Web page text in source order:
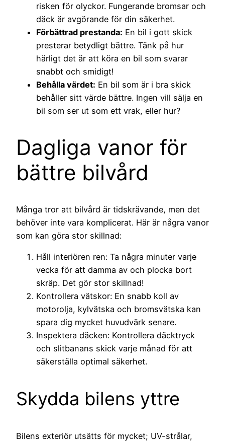
risken för olyckor. Fungerande bromsar och
däck är avgörande för din säkerhet.
Förbättrad prestanda: En bil i gott skick
presterar betydligt bättre. Tänk på hur
härligt det är att köra en bil som svarar
snabbt och smidigt!
Behålla värdet: En bil som är i bra skick
behåller sitt värde bättre. Ingen vill sälja en
bil som ser ut som ett vrak, eller hur?
Dagliga vanor för
bättre bilvård
Många tror att bilvård är tidskrävande, men det
behöver inte vara komplicerat. Här är några vanor
som kan göra stor skillnad:
Håll interiören ren: Ta några minuter varje
vecka för att damma av och plocka bort
skräp. Det gör stor skillnad!
Kontrollera vätskor: En snabb koll av
motorolja, kylvätska och bromsvätska kan
spara dig mycket huvudvärk senare.
Inspektera däcken: Kontrollera däcktryck
och slitbanans skick varje månad för att
säkerställa optimal säkerhet.
Skydda bilens yttre
Bilens exteriör utsätts för mycket; UV-strålar,